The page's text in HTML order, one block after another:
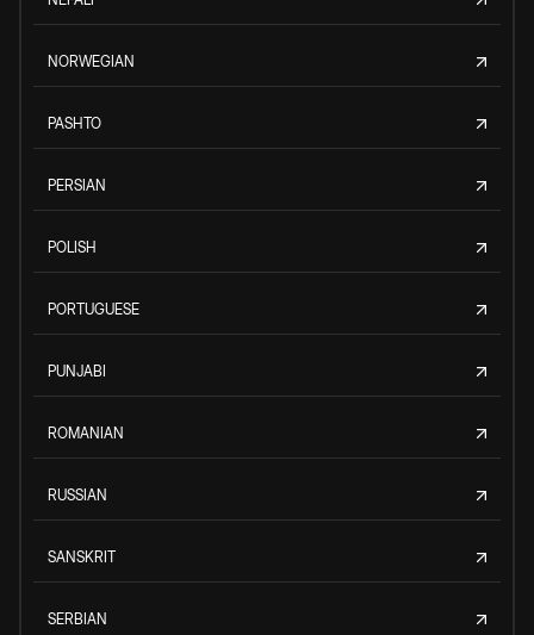
NORWEGIAN
PASHTO
PERSIAN
POLISH
PORTUGUESE
PUNJABI
ROMANIAN
RUSSIAN
SANSKRIT
SERBIAN